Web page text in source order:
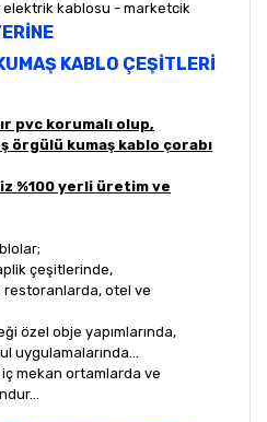
KABLO ÇEŞİTLERİ
pvc korumalı olup,
örgülü kumaş kablo çorabı
%100 yerli üretim ve
çeşitlerinde,
restoranlarda, otel ve
özel obje yapımlarında,
uygulamalarında...
mekan ortamlarda ve